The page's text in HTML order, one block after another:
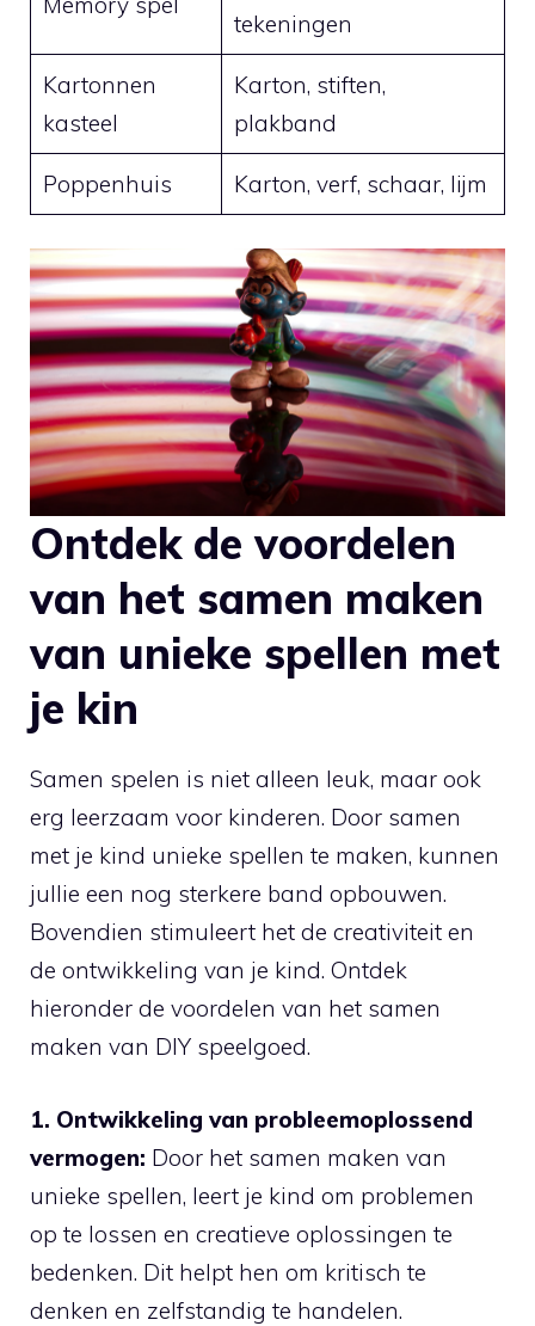
tekeningen
Kartonnen
kasteel
Karton, stiften,
plakband
Poppenhuis Karton, verf, schaar,⁣ lijm
Ontdek ⁣de voordelen
van het samen maken
van unieke spellen met
je⁢ kin
Samen ⁣spelen is niet ‌alleen leuk, maar ook‌
erg leerzaam‌ voor kinderen. Door‌ samen
met je kind unieke spellen te maken, kunnen
jullie een nog sterkere ⁤band opbouwen.‌
Bovendien stimuleert het de​ creativiteit⁤ en
de⁤ ontwikkeling⁤ van je kind. Ontdek
hieronder de ⁤voordelen van ⁢het samen
maken van ‍DIY speelgoed.
1.⁣ Ontwikkeling ⁤van ⁤probleemoplossend
vermogen: Door het samen maken van‌
unieke spellen, leert je kind⁢ om problemen
op te⁤ lossen en creatieve oplossingen te​
bedenken. Dit helpt hen ‌om​ kritisch te
denken ⁢en zelfstandig te handelen.